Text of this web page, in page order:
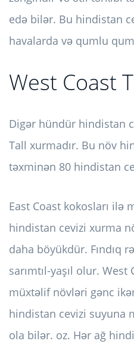
edə bilər. Bu hindistan
havalarda və qumlu
West Coast
Digər hündür hindistan
Tall xurmadır. Bu növ
təxminən 80 hindistan
East Coast kokosları ilə
hindistan cevizi xurma
daha böyükdür. Fındıq
sarımtıl-yaşıl olur.
müxtəlif növləri gənc
hindistan cevizi suyuna
ola bilər. oz. Hər ağ